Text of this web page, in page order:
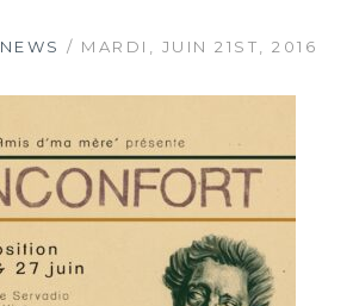
NEWS / MARDI, JUIN 21ST, 2016